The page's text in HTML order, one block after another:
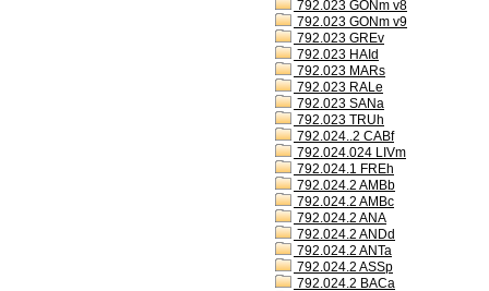
792.023 GONm v8
792.023 GONm v9
792.023 GREv
792.023 HAId
792.023 MARs
792.023 RALe
792.023 SANa
792.023 TRUh
792.024..2 CABf
792.024.024 LIVm
792.024.1 FREh
792.024.2 AMBb
792.024.2 AMBc
792.024.2 ANA
792.024.2 ANDd
792.024.2 ANTa
792.024.2 ASSp
792.024.2 BACa